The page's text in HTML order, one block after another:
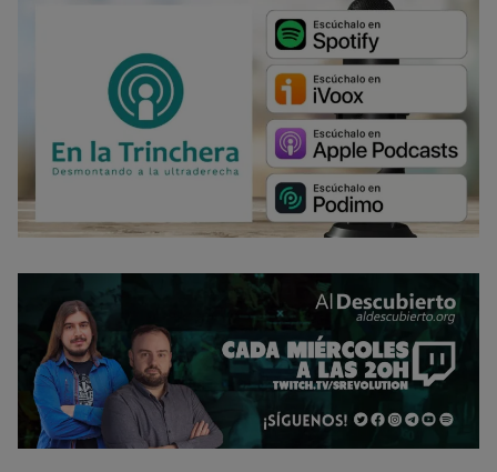
No dar mi información personal
Opciones de cookies Aceptar cookies
Rechazar cookies Política de cookies